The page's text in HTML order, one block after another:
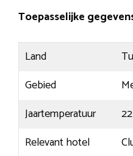
Toepasselijke
Land
Gebied
Jaartemperatuur
Relevant hotel